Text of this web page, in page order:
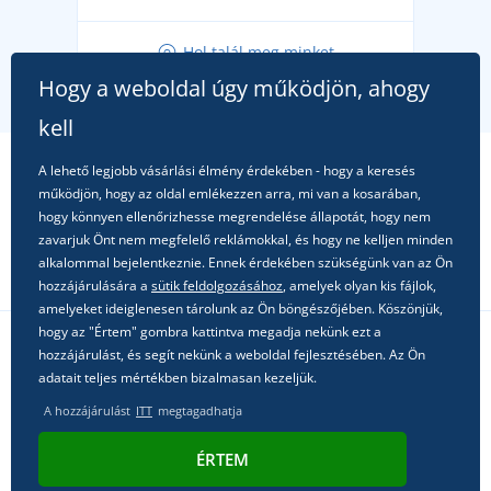
alkalomra!
Hol talál meg minket
Kövessen minket a közösségi hálózatokon
Hogy a weboldal úgy működjön, ahogy
kell
A lehető legjobb vásárlási élmény érdekében - hogy a keresés
működjön, hogy az oldal emlékezzen arra, mi van a kosarában,
hogy könnyen ellenőrizhesse megrendelése állapotát, hogy nem
zavarjuk Önt nem megfelelő reklámokkal, és hogy ne kelljen minden
alkalommal bejelentkeznie. Ennek érdekében szükségünk van az Ön
hozzájárulására a sütik feldolgozásához, amelyek olyan kis fájlok,
amelyeket ideiglenesen tárolunk az Ön böngészőjében. Köszönjük,
hogy az "Értem" gombra kattintva megadja nekünk ezt a
hozzájárulást, és segít nekünk a weboldal fejlesztésében. Az Ön
adatait teljes mértékben bizalmasan kezeljük.
A hozzájárulást ITT megtagadhatja
ÉRTEM